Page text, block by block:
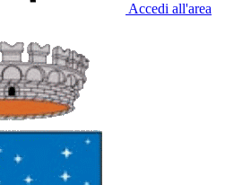
Accedi all'area